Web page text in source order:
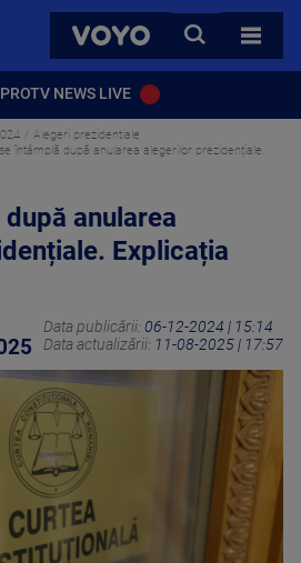
VOYO
CAUTA
TOATE
PROTV NEWS LIVE
Alegeri prezidentiale
întâmplă după anularea alegerilor prezidențiale.
anularea
Explicația
Data publicării: 06-12-2024 | 15:14
Data actualizării: 11-08-2025 | 17:57